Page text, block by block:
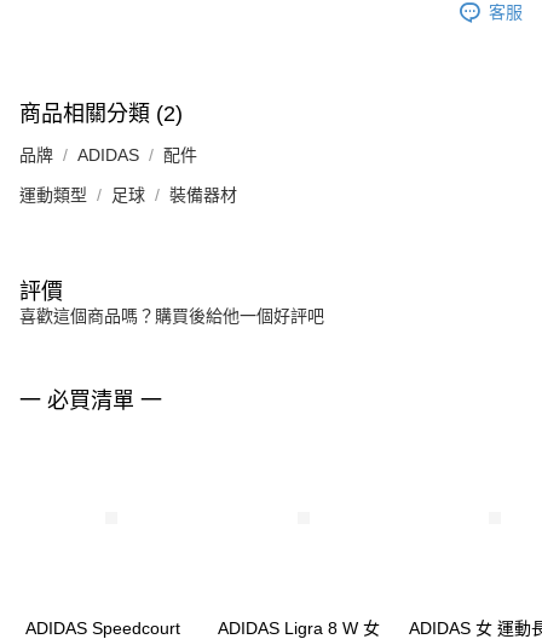
客服
商品相關分類 (2)
品牌 ADIDAS 配件
運動類型 足球 裝備器材
評價
喜歡這個商品嗎？購買後給他一個好評吧
一 必買清單 一
ADIDAS Speedcourt ADIDAS Ligra 8 W 女 ADIDAS 女 運動